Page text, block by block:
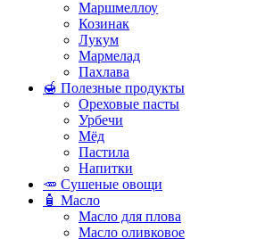
Маршмеллоу
Козинак
Лукум
Мармелад
Пахлава
🍯 Полезные продукты
Ореховые пасты
Урбечи
Мёд
Пастила
Напитки
🥕 Сушеные овощи
🧴 Масло
Масло для плова
Масло оливковое